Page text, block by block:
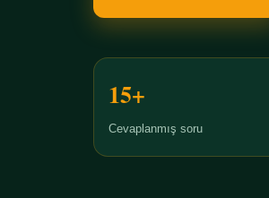
15+
Cevaplanmış soru